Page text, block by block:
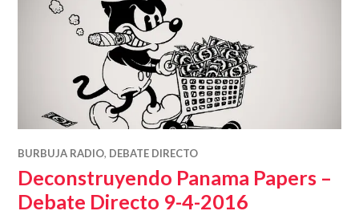
BURBUJA RADIO, DEBATE DIRECTO
Deconstruyendo Panama Papers –
Debate Directo 9-4-2016